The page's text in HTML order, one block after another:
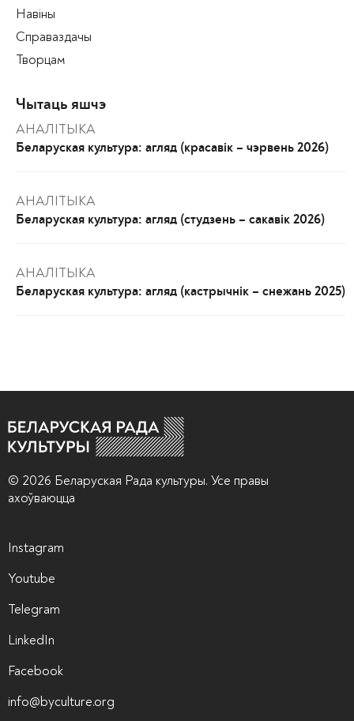
Навіны
Справаздачы
Творцам
Чытаць яшчэ
АНАЛІТЫКА
Беларуская культура: агляд (красавік – чэрвень 2026)
АНАЛІТЫКА
Беларуская культура: агляд (студзень – сакавік 2026)
АНАЛІТЫКА
Беларуская культура: агляд (кастрычнік – снежань 2025)
© 2026 Беларуская Рада культуры. Усе правы
ахоўваюцца
Instagram
Youtube
Telegram
LinkedIn
Facebook
info@byculture.org